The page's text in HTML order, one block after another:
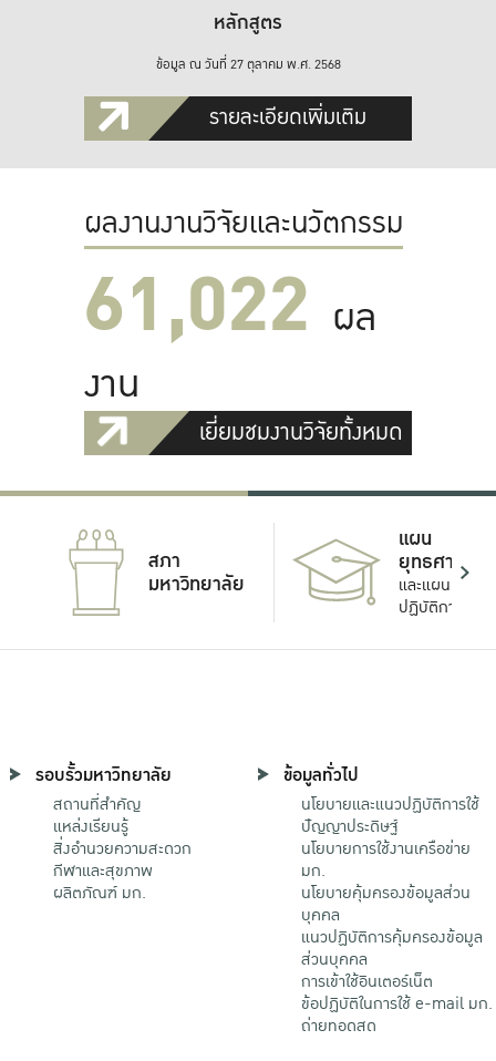
หลักสูตร
ข้อมูล ณ วันที่ 27 ตุลาคม พ.ศ. 2568
รายละเอียดเพิ่มเติม
ผลงานงานวิจัยและนวัตกรรม
61,022 ผล
งาน
เยี่ยมชมงานวิจัยทั้งหมด
สภา
มหาวิทยาลัย
แผน
ยุทธศาสตร์
และแผน
ปฏิบัติการ
รอบรั้วมหาวิทยาลัย
สถานที่สำคัญ
แหล่งเรียนรู้
สิ่งอำนวยความสะดวก
กีฬาและสุขภาพ
ผลิตภัณฑ์ มก.
ข้อมูลทั่วไป
นโยบายและแนวปฏิบัติการใช้
ปัญญาประดิษฐ์
นโยบายการใช้งานเครือข่าย
มก.
นโยบายคุ้มครองข้อมูลส่วน
บุคคล
แนวปฏิบัติการคุ้มครองข้อมูล
ส่วนบุคคล
การเข้าใช้อินเตอร์เน็ต
ข้อปฏิบัติในการใช้ e-mail มก.
ถ่ายทอดสด